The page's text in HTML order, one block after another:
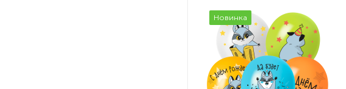
Новинка